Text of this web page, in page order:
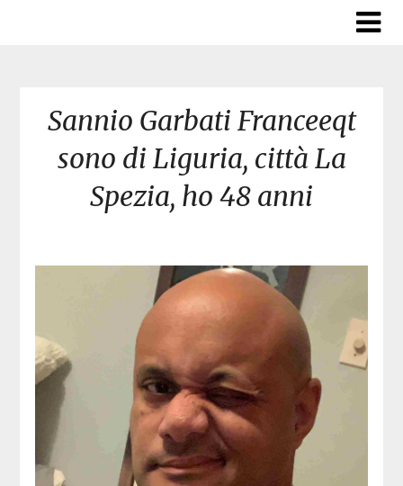
Sannio Garbati Franceeqt
sono di Liguria, città La
Spezia, ho 48 anni